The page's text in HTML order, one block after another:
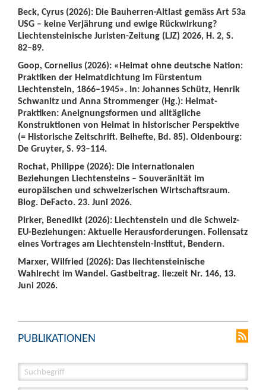
Beck, Cyrus (2026): Die Bauherren-Altlast gemäss Art 53a
USG – keine Verjährung und ewige Rückwirkung?
Liechtensteinische Juristen-Zeitung (LJZ) 2026, H. 2, S.
82–89.
Goop, Cornelius (2026): «Heimat ohne deutsche Nation:
Praktiken der Heimatdichtung im Fürstentum
Liechtenstein, 1866–1945». In: Johannes Schütz, Henrik
Schwanitz und Anna Strommenger (Hg.): Heimat-
Praktiken: Aneignungsformen und alltägliche
Konstruktionen von Heimat in historischer Perspektive
(= Historische Zeitschrift. Beihefte, Bd. 85). Oldenbourg:
De Gruyter, S. 93–114.
Rochat, Philippe (2026): Die internationalen
Beziehungen Liechtensteins – Souveränität im
europäischen und schweizerischen Wirtschaftsraum.
Blog. DeFacto. 23. Juni 2026.
Pirker, Benedikt (2026): Liechtenstein und die Schweiz-
EU-Beziehungen: Aktuelle Herausforderungen. Foliensatz
eines Vortrages am Liechtenstein-Institut, Bendern.
Marxer, Wilfried (2026): Das liechtensteinische
Wahlrecht im Wandel. Gastbeitrag. lie:zeit Nr. 146, 13.
Juni 2026.
PUBLIKATIONEN